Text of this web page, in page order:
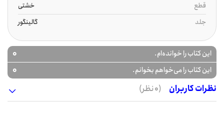
قطع
خشتی
جلد
گالینگور
این کتاب را خوانده‌ام. 0
این کتاب را می‌خواهم بخوانم.
0
نظرات کاربران
(0 نظر)